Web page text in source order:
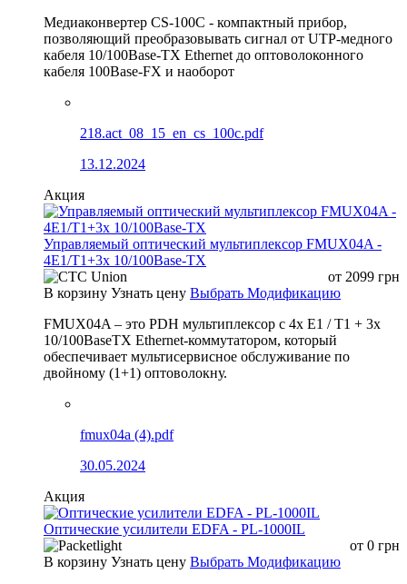
Медиаконвертер CS-100C - компактный прибор,
позволяющий преобразовывать сигнал от UTP-медного
кабеля 10/100Base-TX Ethernet до оптоволоконного
кабеля 100Base-FX и наоборот
218.act_08_15_en_cs_100c.pdf
13.12.2024
Акция
Управляемый оптический мультиплексор FMUX04A -
4E1/T1+3x 10/100Base-TX
от 2099 грн
В корзину Узнать цену Выбрать Модификацию
FMUX04A – это PDH мультиплексор с 4x E1 / T1 + 3x
10/100BaseTX Ethernet-коммутатором, который
обеспечивает мультисервисное обслуживание по
двойному (1+1) оптоволокну.
fmux04a (4).pdf
30.05.2024
Акция
Оптические усилители EDFA - PL-1000IL
от 0 грн
В корзину Узнать цену Выбрать Модификацию